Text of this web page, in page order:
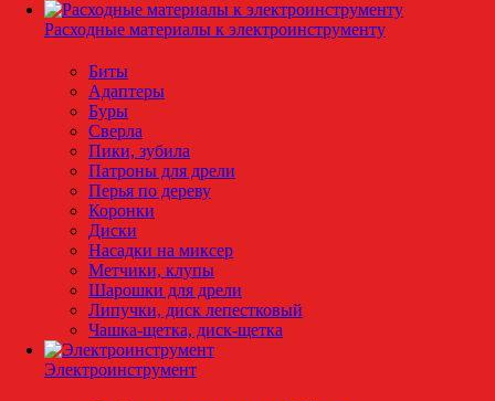
Расходные материалы к электроинструменту
Биты
Адаптеры
Буры
Сверла
Пики, зубила
Патроны для дрели
Перья по дереву
Коронки
Диски
Насадки на миксер
Метчики, клупы
Шарошки для дрели
Липучки, диск лепестковый
Чашка-щетка, диск-щетка
Электроинструмент